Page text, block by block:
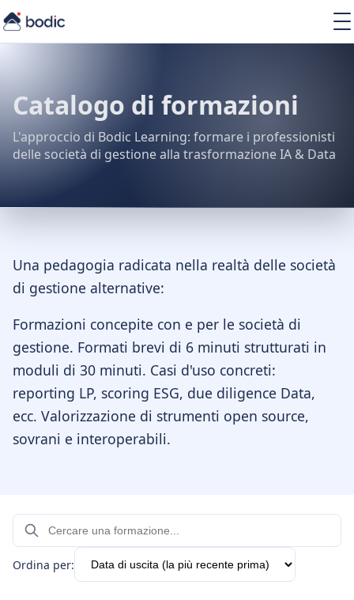
Learning
Chi siamo
Risorse
Catalogo di formazioni
L'approccio di Bodic Learning: formare i professionisti
delle società di gestione alla trasformazione IA & Data
Una pedagogia radicata nella realtà delle società
di gestione alternative:
Formazioni concepite con e per le società di
gestione. Formati brevi di 6 minuti strutturati in
moduli di 30 minuti. Casi d'uso concreti:
reporting LP, scoring ESG, due diligence Data,
ecc. Valorizzazione di strumenti open source,
sovrani e interoperabili.
Ordina per: